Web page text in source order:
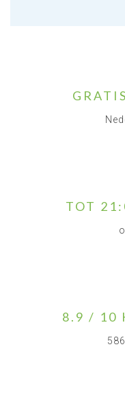
TOT
8.9 / 10